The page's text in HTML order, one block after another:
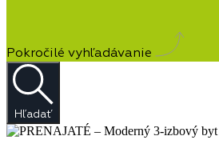
Pokročilé vyhľadávanie
Hľadať